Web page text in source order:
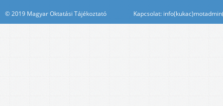
© 2019 Magyar Oktatási Tájékoztató Kapcsolat: